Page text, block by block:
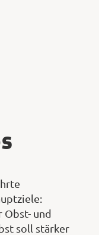
Obst- und
soll stärker